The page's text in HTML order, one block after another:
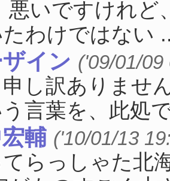
悪いですけれ
わけではない
イン ('09/01/09
し訳ありませ
言葉を、此処
輔 ('10/01/13
らっしゃた北